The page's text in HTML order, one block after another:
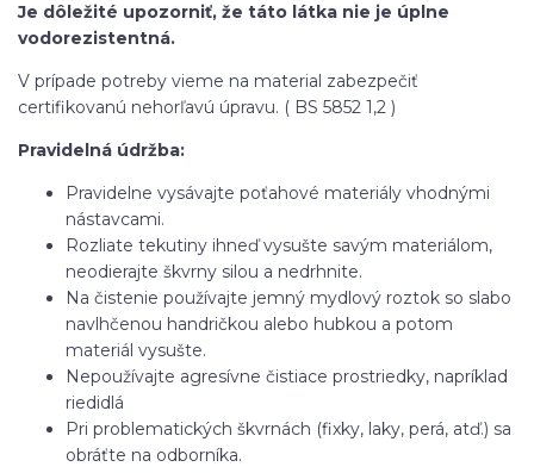
Je dôležité upozorniť, že táto látka nie je úplne
vodorezistentná.
V prípade potreby vieme na material zabezpečiť
certifikovanú nehorľavú úpravu. ( BS 5852 1,2 )
Pravidelná údržba:
Pravidelne vysávajte poťahové materiály vhodnými
nástavcami.
Rozliate tekutiny ihneď vysušte savým materiálom,
neodierajte škvrny silou a nedrhnite.
Na čistenie používajte jemný mydlový roztok so slabo
navlhčenou handričkou alebo hubkou a potom
materiál vysušte.
Nepoužívajte agresívne čistiace prostriedky, napríklad
riedidlá
Pri problematických škvrnách (fixky, laky, perá, atď.) sa
obráťte na odborníka.